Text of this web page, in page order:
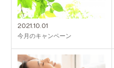
2021.10.01
今月のキャンペーン